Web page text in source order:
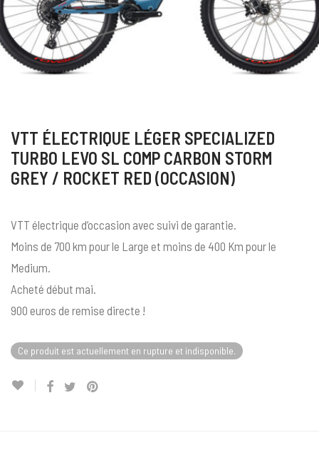
VTT ÉLECTRIQUE LÉGER SPECIALIZED
TURBO LEVO SL COMP CARBON STORM
GREY / ROCKET RED (OCCASION)
VTT électrique d’occasion avec suivi de garantie.
Moins de 700 km pour le Large et moins de 400 Km pour le
Medium.
Acheté début mai.
900 euros de remise directe !
Ce produit est actuellement en rupture et indisponible.